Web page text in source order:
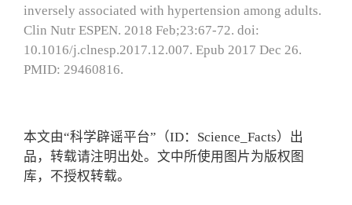
inversely associated with hypertension among adults.
Clin Nutr ESPEN. 2018 Feb;23:67-72. doi:
10.1016/j.clnesp.2017.12.007. Epub 2017 Dec 26.
PMID: 29460816.
本文由“科学辟谣平台”（ID：Science_Facts）出
品，转载请注明出处。文中所使用图片为版权图
库，不授权转载。